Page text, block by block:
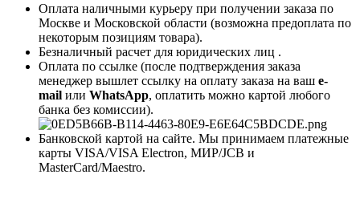
Оплата наличными курьеру при получении заказа по
Москве и Московской области (возможна предоплата по
некоторым позициям товара).
Безналичный расчет для юридических лиц .
Оплата по ссылке (после подтверждения заказа
менеджер вышлет ссылку на оплату заказа на ваш e-
mail или WhatsApp, оплатить можно картой любого
банка без комиссии).
Банковской картой на сайте. Мы принимаем платежные
карты VISA/VISA Electron, МИР/JCB и
MasterCard/Maestro.